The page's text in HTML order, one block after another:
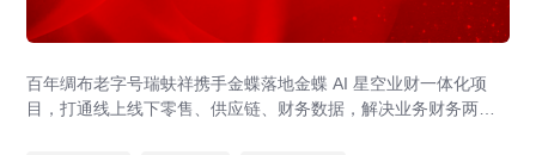
百年绸布老字号瑞蚨祥携手金蝶落地金蝶 AI 星空业财一体化项
目，打通线上线下零售、供应链、财务数据，解决业务财务两张